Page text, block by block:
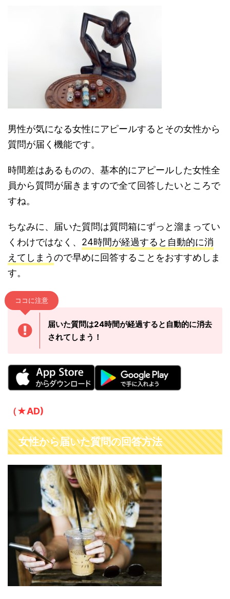
男性が気になる女性にアピールするとその女性から
質問が届く機能です。
時間差はあるものの、基本的にアピールした女性全
員から質問が届きますので全て回答したいところで
すね。
ちなみに、届いた質問は質問箱にずっと溜まってい
くわけではなく、 24時間が経過すると自動的に消
えてしまうので早めに回答することをおすすめしま
す。
ココに注意
届いた質問は24時間が経過すると自動的に消去
されてしまう！
（★AD)
女性から届いた質問の回答方法